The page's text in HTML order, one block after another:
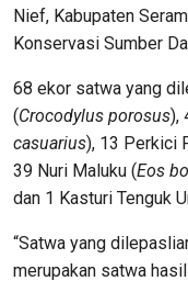
Nief, Kabupaten
Konservasi Sumber
68 ekor satwa yang
(Crocodylus porosus),
casuarius), 13 Perkici
39 Nuri Maluku (Eos
dan 1 Kasturi Tenguk
“Satwa yang
merupakan satwa